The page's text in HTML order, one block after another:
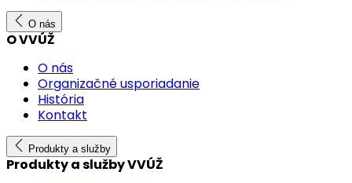
O nás
O VVÚŽ
O nás
Organizačné usporiadanie
História
Kontakt
Produkty a služby
Produkty a služby VVÚŽ